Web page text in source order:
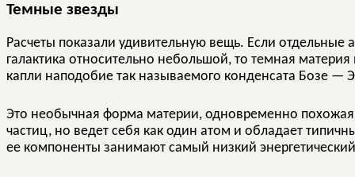
Темные звезды
Расчеты показали удивительную вещь. Если
галактика относительно небольшой, то темная
капли наподобие так называемого конденсата Бозе —
Это необычная форма материи, одновременно
частиц, но ведет себя как один атом и обладает
ее компоненты занимают самый низкий